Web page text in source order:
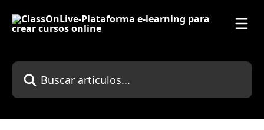
Buscar artículos...